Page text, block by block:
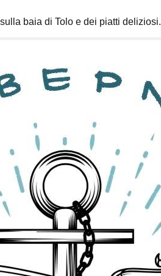
baia di Tolo e dei piatti deliziosi.